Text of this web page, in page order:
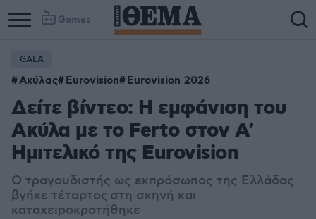
Games
GALA
Ακύλας Eurovision Eurovision 2026
Δείτε βίντεο: Η εμφάνιση του
Ακύλα με το Ferto στον Α'
Ημιτελικό της Eurovision
Ο τραγουδιστής ως εκπρόσωπος της Ελλάδας
βγήκε τέταρτος στη σκηνή και
καταχειροκροτήθηκε